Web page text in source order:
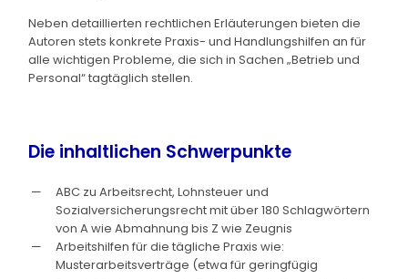
Neben detaillierten rechtlichen Erläuterungen bieten die
Autoren stets konkrete Praxis- und Handlungshilfen an für
alle wichtigen Probleme, die sich in Sachen „Betrieb und
Personal“ tagtäglich stellen.
Die inhaltlichen Schwerpunkte
ABC zu Arbeitsrecht, Lohnsteuer und
Sozialversicherungsrecht mit über 180 Schlagwörtern
von A wie Abmahnung bis Z wie Zeugnis
Arbeitshilfen für die tägliche Praxis wie:
Musterarbeitsverträge (etwa für geringfügig